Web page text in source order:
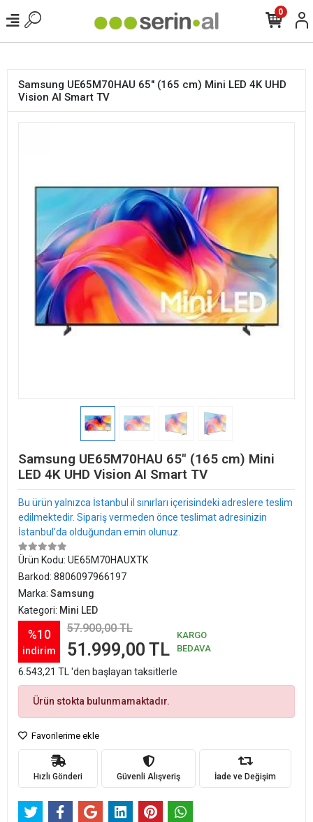
0
Samsung UE65M70HAU 65" (165 cm) Mini LED 4K UHD
Vision AI Smart TV
Samsung UE65M70HAU 65" (165 cm) Mini
LED 4K UHD Vision AI Smart TV
Bu ürün yalnızca İstanbul il sınırları içerisindeki adreslere teslim
edilmektedir. Sipariş vermeden önce teslimat adresinizin
İstanbul'da olduğundan emin olunuz.
Ürün Kodu: UE65M70HAUXTK
Barkod: 8806097966197
Marka: Samsung
Kategori: Mini LED
%10
indirim
57.900,00 TL
51.999,00 TL
KARGO
BEDAVA
6.543,21 TL 'den başlayan taksitlerle
Ürün stokta bulunmamaktadır.
Favorilerime ekle
Hızlı Gönderi Güvenli Alışveriş İade ve Değişim